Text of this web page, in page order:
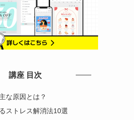
講座 目次
な原因とは？
ストレス解消法10選